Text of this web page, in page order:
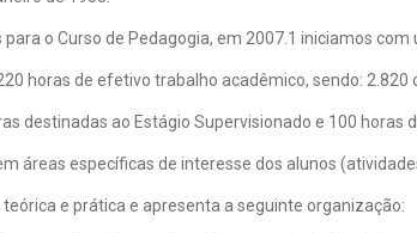
o Curso de Pedagogia, em 2007.1 iniciamos com
horas de efetivo trabalho acadêmico, sendo: 2.820
destinadas ao Estágio Supervisionado e 100 horas
áreas específicas de interesse dos alunos
e prática e apresenta a seguinte organização: